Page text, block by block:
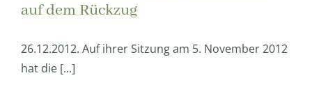
auf dem Rückzug
26.12.2012. Auf ihrer Sitzung am 5. November 2012
hat die [...]